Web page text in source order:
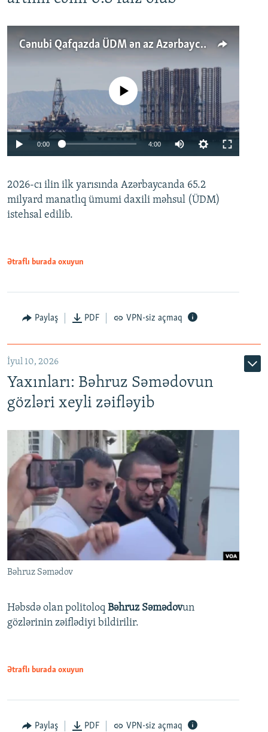
Cənubi Qafqazda ÜDM ən az Azərbaycanda artır: Qonşuları niyə Bakını qabaqlaya bilir?
Auto 240p 360p 480p
No media source currently available
0:00 4:00
360p
480p
2026-cı ilin ilk yarısında Azərbaycanda 65.2
milyard manatlıq ümumi daxili məhsul (ÜDM)
istehsal edilib.
Ətraflı burada oxuyun
Paylaş PDF VPN-siz açmaq
İyul 10, 2026
Yaxınları: Bəhruz Səmədovun
gözləri xeyli zəifləyib
Bəhruz Səmədov
Həbsdə olan politoloq Bəhruz Səmədovun
gözlərinin zəiflədiyi bildirilir.
Ətraflı burada oxuyun
Paylaş PDF VPN-siz açmaq